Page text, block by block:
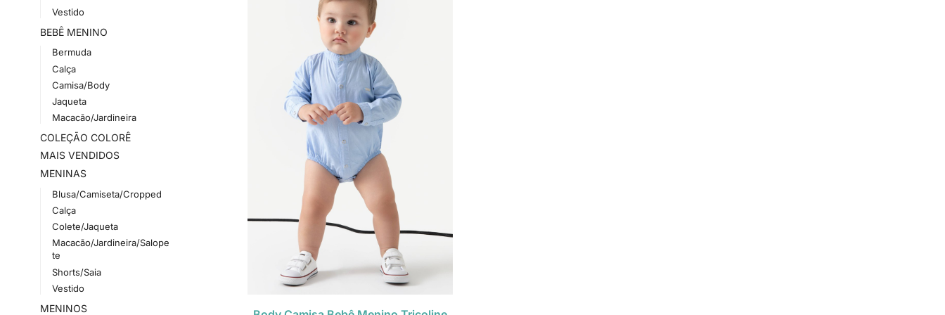
Vestido
BEBÊ MENINO
Bermuda
Calça
Camisa/Body
Jaqueta
Macacão/Jardineira
COLEÇÃO COLORÊ
MAIS VENDIDOS
MENINAS
Blusa/Camiseta/Cropped
Calça
Colete/Jaqueta
Macacão/Jardineira/Salope
te
Shorts/Saia
Vestido
MENINOS